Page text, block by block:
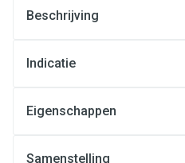
Beschrijving
Indicatie
Eigenschappen
Samenstelling